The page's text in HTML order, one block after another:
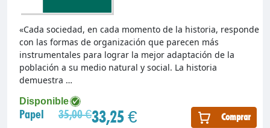
Disponible
Papel 35,00 €33,25 € Comprar
«Cada sociedad, en cada momento de la historia, responde
con las formas de organización que parecen más
instrumentales para lograr la mejor adaptación de la
población a su medio natural y social. La historia
demuestra …